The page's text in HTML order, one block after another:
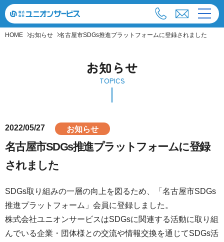
HOME お知らせ 名古屋市SDGs推進プラットフォームに登録されました
お知らせ
TOPICS
2022/05/27 お知らせ
名古屋市SDGs推進プラットフォームに登録
されました
SDGs取り組みの一層の向上を図るため、「名古屋市SDGs
推進プラットフォーム」会員に登録しました。
株式会社ユニオンサービスはSDGsに関連する活動に取り組
んでいる企業・団体様との交流や情報交換を通じてSDGs活